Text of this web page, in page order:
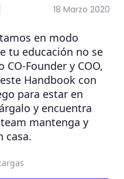
18 Marzo 2020
en modo
tu educación no se
Founder y COO,
Handbook con
para estar en
y encuentra
mantenga y
casa.